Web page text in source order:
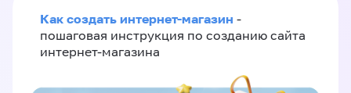
Как создать интернет-магазин -
пошаговая инструкция по созданию сайта
интернет-магазина